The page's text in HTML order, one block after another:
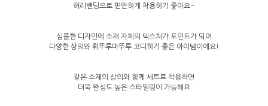
허리밴딩으로 편안하게 착용하기 좋아요~
심플한 디자인에 소재 자체의 텍스처가 포인트가 되어
다양한 상의와 휘뚜루마뚜루 코디하기 좋은 아이템이에요!
같은 소재의 상의와 함께 세트로 착용하면
더욱 완성도 높은 스타일링이 가능해요